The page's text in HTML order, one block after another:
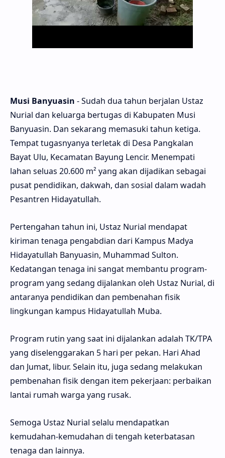
Musi Banyuasin - Sudah dua tahun berjalan Ustaz
Nurial dan keluarga bertugas di Kabupaten Musi
Banyuasin. Dan sekarang memasuki tahun ketiga.
Tempat tugasnyanya terletak di Desa Pangkalan
Bayat Ulu, Kecamatan Bayung Lencir. Menempati
lahan seluas 20.600 m² yang akan dijadikan sebagai
pusat pendidikan, dakwah, dan sosial dalam wadah
Pesantren Hidayatullah.
Pertengahan tahun ini, Ustaz Nurial mendapat
kiriman tenaga pengabdian dari Kampus Madya
Hidayatullah Banyuasin, Muhammad Sulton.
Kedatangan tenaga ini sangat membantu program-
program yang sedang dijalankan oleh Ustaz Nurial, di
antaranya pendidikan dan pembenahan fisik
lingkungan kampus Hidayatullah Muba.
Program rutin yang saat ini dijalankan adalah TK/TPA
yang diselenggarakan 5 hari per pekan. Hari Ahad
dan Jumat, libur. Selain itu, juga sedang melakukan
pembenahan fisik dengan item pekerjaan: perbaikan
lantai rumah warga yang rusak.
Semoga Ustaz Nurial selalu mendapatkan
kemudahan-kemudahan di tengah keterbatasan
tenaga dan lainnya.